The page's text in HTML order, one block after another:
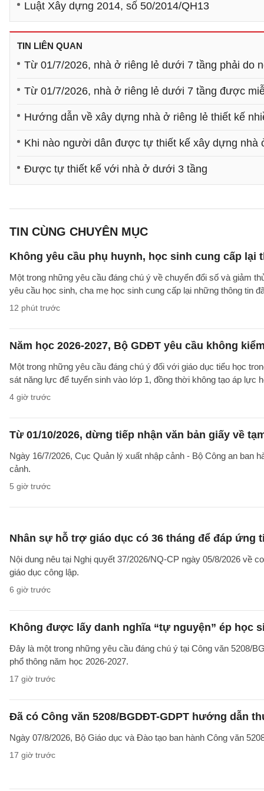
Luật Xây dựng 2014, số 50/2014/QH13
TIN LIÊN QUAN
Từ 01/7/2026, nhà ở riêng lẻ dưới 7 tầng phải do
Từ 01/7/2026, nhà ở riêng lẻ dưới 7 tầng được
Hướng dẫn về xây dựng nhà ở riêng lẻ thiết kế
Khi nào người dân được tự thiết kế xây dựng nhà
Được tự thiết kế với nhà ở dưới 3 tầng
TIN CÙNG CHUYÊN MỤC
Không yêu cầu phụ huynh, học sinh cung cấp lại
Một trong những yêu cầu đáng chú ý về chuyển đổi số và giảm
yêu cầu học sinh, cha mẹ học sinh cung cấp lại những thông tin
12 phút trước
Năm học 2026-2027, Bộ GDĐT yêu cầu không
Một trong những yêu cầu đáng chú ý đối với giáo dục tiểu học
sát năng lực để tuyển sinh vào lớp 1, đồng thời không tạo áp
4 giờ trước
Từ 01/10/2026, dừng tiếp nhận văn bản giấy về
Ngày 16/7/2026, Cục Quản lý xuất nhập cảnh - Bộ Công an ban
cảnh.
5 giờ trước
Nhân sự hỗ trợ giáo dục có 36 tháng để đáp
Nội dung nêu tại Nghị quyết 37/2026/NQ-CP ngày 05/8/2026
giáo dục công lập.
6 giờ trước
Không được lấy danh nghĩa “tự nguyện” ép học
Đây là một trong những yêu cầu đáng chú ý tại Công văn 5208/
phổ thông năm học 2026-2027.
17 giờ trước
Đã có Công văn 5208/BGDĐT-GDPT hướng dẫn
Ngày 07/8/2026, Bộ Giáo dục và Đào tạo ban hành Công văn
17 giờ trước